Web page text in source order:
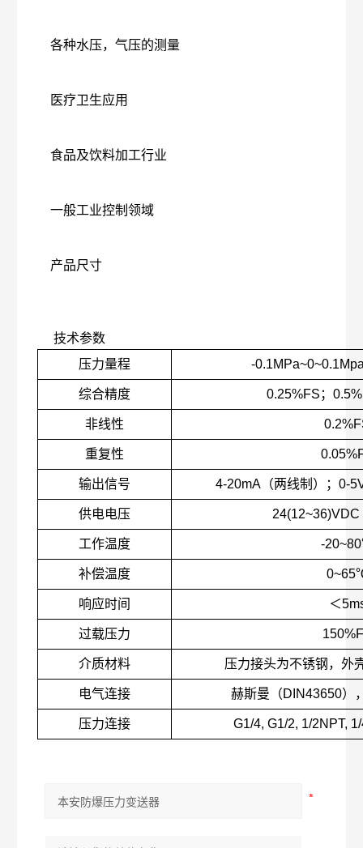
各种水压，气压的测量
医疗卫生应用
食品及饮料加工行业
一般工业控制领域
产品尺寸
技术参数
压力量程
-
综合精度 0.25%FS；
非线性
重复性
输出信号 4-20mA（两线制）；0-
供电电压 24(12~36)VDC
工作温度 -
补偿温度
响应时间 ＜
过载压力
介质材料 压力接头为不锈钢，外
电气连接 赫斯曼（DIN43650）
压力连接 G1/4, G1/2, 1/2NPT,